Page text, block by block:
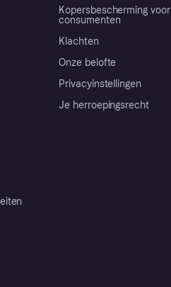
Kopersbescherming voor
consumenten
Klachten
Onze belofte
Privacyinstellingen
Je herroepingsrecht